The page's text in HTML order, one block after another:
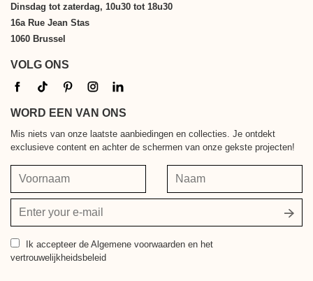
Dinsdag tot zaterdag, 10u30 tot 18u30
16a Rue Jean Stas
1060 Brussel
VOLG ONS
WORD EEN VAN ONS
Mis niets van onze laatste aanbiedingen en collecties. Je ontdekt
exclusieve content en achter de schermen van onze gekste projecten!
Voornaam Naam
Jouw
e-
mailadres
Ik accepteer de Algemene voorwaarden en het
vertrouwelijkheidsbeleid